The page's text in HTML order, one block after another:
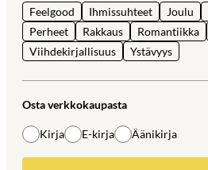
Feelgood Ihmissuhteet Joulu
Perheet
Rakkaus Romantiikka
Viihdekirjallisuus
Ystävyys
Osta verkkokaupasta
Kirja E-kirja Äänikirja